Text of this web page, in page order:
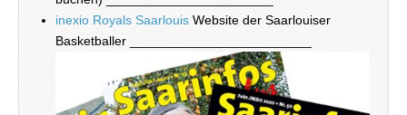
inexio Royals Saarlouis Website der Saarlouiser
Basketballer _________________________